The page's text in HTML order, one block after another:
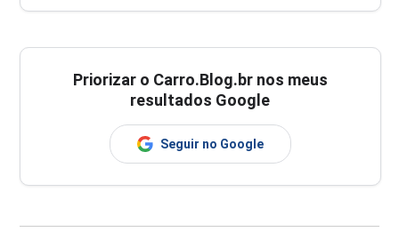
Priorizar o Carro.Blog.br nos meus
resultados Google
Seguir no Google